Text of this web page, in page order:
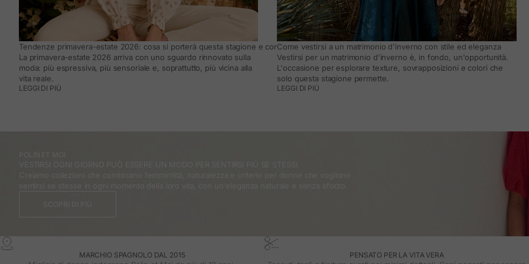
Tendenze primavera-estate 2026: cosa si porterà questa stagione e come adattarlo al quotidiano
La primavera-estate 2026 arriva con uno sguardo rinnovato sulla
moda: più espressiva, più sensoriale e, soprattutto, più vicina alla
vita reale.
LEGGI DI PIÙ
Come vestirsi a un matrimonio d'inverno con stile ed eleganza
Vestirsi per un matrimonio d'inverno è, in fondo, un'opportunità.
L'occasione per esplorare texture, sovrapposizioni e colori che
solo questa stagione permette.
LEGGI DI PIÙ
MARCHIO SPAGNOLO DAL 2015 PENSATO PER LA VITA VERA